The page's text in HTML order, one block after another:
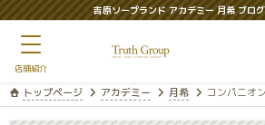
吉原ソープランド アカデミー 月希 ブロ
トップページ アカデミー 月希 コンパニオ